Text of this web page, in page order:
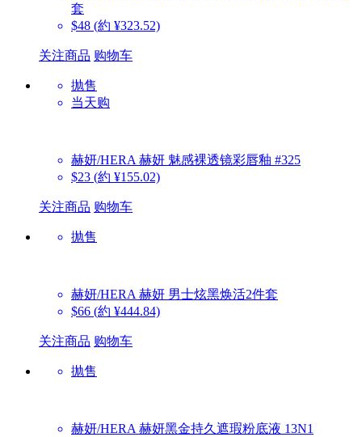
套
$48 (約 ¥323.52)
关注商品 购物车
抛售
当天购
赫妍/HERA 赫妍 魅感裸透镜彩唇釉 #325
$23 (約 ¥155.02)
关注商品 购物车
抛售
赫妍/HERA 赫妍 男士炫黑焕活2件套
$66 (約 ¥444.84)
关注商品 购物车
抛售
赫妍/HERA 赫妍黑金持久遮瑕粉底液 13N1